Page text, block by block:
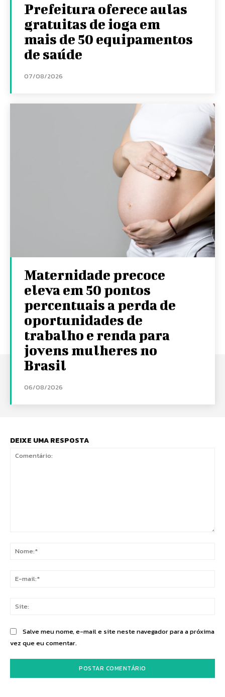
Prefeitura oferece aulas
gratuitas de ioga em
mais de 50 equipamentos
de saúde
07/08/2026
Maternidade precoce
eleva em 50 pontos
percentuais a perda de
oportunidades de
trabalho e renda para
jovens mulheres no
Brasil
06/08/2026
DEIXE UMA RESPOSTA
Salve meu nome, e-mail e site neste navegador para a próxima
vez que eu comentar.